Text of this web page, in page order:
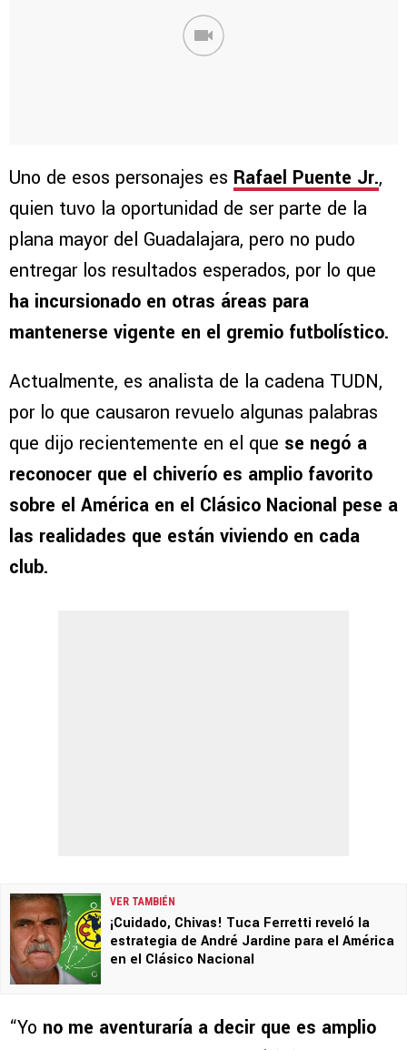
Uno de esos personajes es Rafael Puente Jr.,
quien tuvo la oportunidad de ser parte de la
plana mayor del Guadalajara, pero no pudo
entregar los resultados esperados, por lo que
ha incursionado en otras áreas para
mantenerse vigente en el gremio futbolístico.
Actualmente, es analista de la cadena TUDN,
por lo que causaron revuelo algunas palabras
que dijo recientemente en el que se negó a
reconocer que el chiverío es amplio favorito
sobre el América en el Clásico Nacional pese a
las realidades que están viviendo en cada
club.
VER TAMBIÉN
¡Cuidado, Chivas! Tuca Ferretti reveló la
estrategia de André Jardine para el América
en el Clásico Nacional
“Yo no me aventuraría a decir que es amplio